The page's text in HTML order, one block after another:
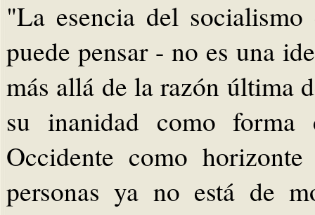
"La esencia del
puede pensar - no es una
más allá de la razón última
su inanidad como
Occidente como
personas ya no está de